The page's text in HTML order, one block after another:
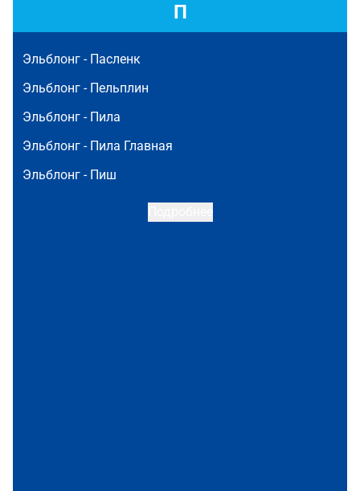
П
Эльблонг - Пасленк
Эльблонг - Пельплин
Эльблонг - Пила
Эльблонг - Пила Главная
Эльблонг - Пиш